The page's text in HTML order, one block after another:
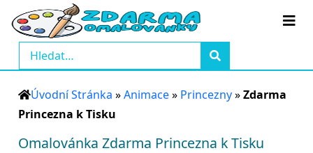
Úvodní Stránka »Animace» Princezny»Zdarma
Princezna k Tisku
Omalovánka Zdarma Princezna k Tisku